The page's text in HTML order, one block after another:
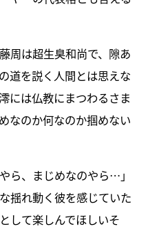
周は超生臭和尚で、隙あ
道を説く人間とは思えな
には仏教にまつわるさま
なのか何なのか掴めない
ら、まじめなのやら…」
揺れ動く彼を感じていた
して楽しんでほしいそ